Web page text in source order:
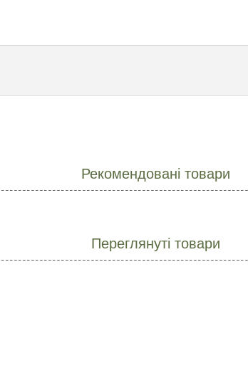
Рекомендовані товари
Переглянуті товари